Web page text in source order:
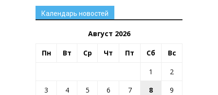
Календарь новостей
Август 2026
Пн Вт Ср Чт Пт Сб Вс
1
2
3
4 5 6 7 8
9